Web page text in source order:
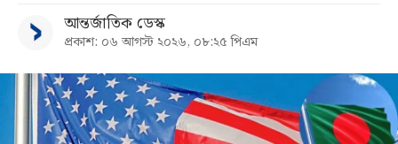
আন্তর্জাতিক ডেস্ক
প্রকাশ: ০৬ আগস্ট ২০২৬, ০৮:২৫ পিএম